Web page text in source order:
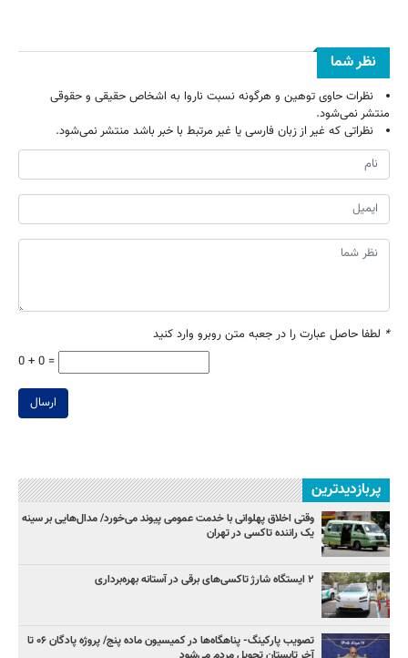
نظر شما
نظرات حاوی توهین و هرگونه نسبت ناروا به اشخاص حقیقی و حقوقی
منتشر نمی‌شود.
نظراتی که غیر از زبان فارسی یا غیر مرتبط با خبر باشد منتشر نمی‌شود.
* لطفا حاصل عبارت را در جعبه متن روبرو وارد کنید
0 + 0 =
ارسال
پربازدیدترین
وقتی اخلاق پهلوانی با خدمت عمومی پیوند می‌خورد/ مدال‌هایی بر سینه
یک راننده تاکسی در تهران
۲ ایستگاه شارژ تاکسی‌های برقی در آستانه بهره‌برداری
تصویب پارکینگ- پناهگاه‌ها در کمیسیون ماده پنج/ پروژه پادگان ۰۶ تا